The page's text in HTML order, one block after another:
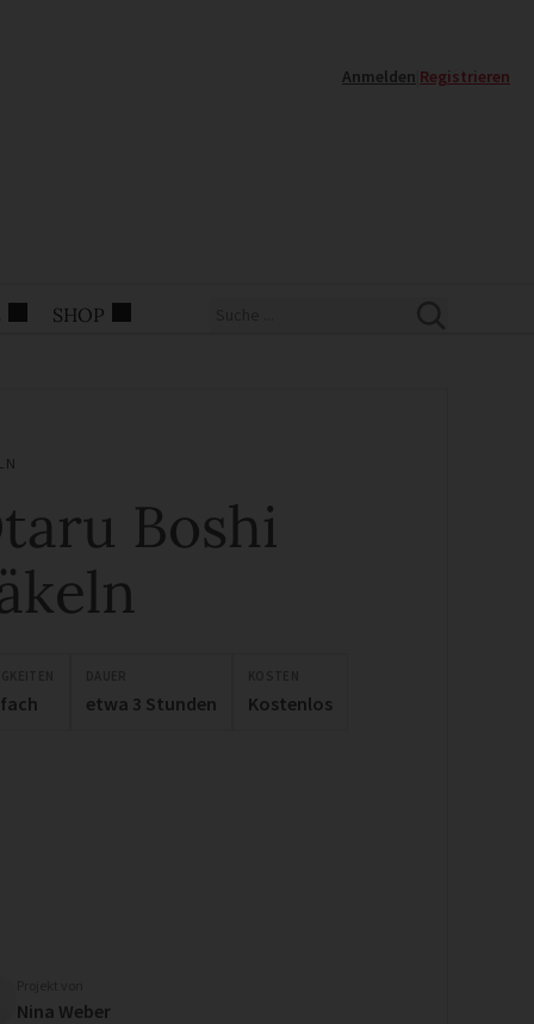
Anmelden Registrieren
SHOP
Boshi
etwa 3 Stunden Kostenlos
Nina Weber